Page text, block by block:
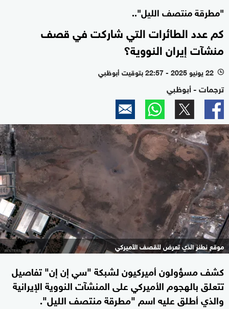
"مطرقة منتصف الليل"..
كم عدد الطائرات التي شاركت في قصف
منشآت إيران النووية؟
l 22 يونيو 2025 - 22:57 بتوقيت أبوظبي
ترجمات - أبوظبي
موقع نطنز الذي تعرض للقصف الأميركي
كشف مسؤولون أميركيون لشبكة "سي إن إن" تفاصيل
تتعلق بالهجوم الأميركي على المنشآت النووية الإيرانية
والذي أطلق عليه اسم "مطرقة منتصف الليل".